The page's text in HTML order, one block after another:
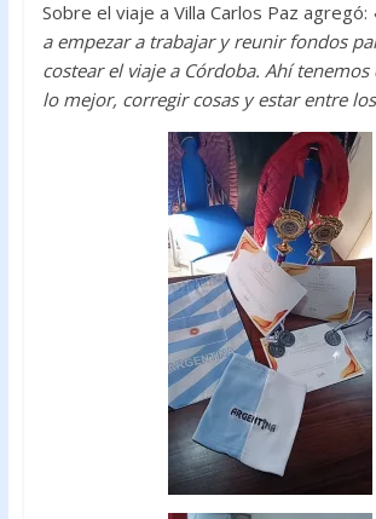
Sobre el viaje a Villa Carlos Paz agregó:
a empezar a trabajar y reunir fondos
costear el viaje a Córdoba. Ahí tenemos
lo mejor, corregir cosas y estar entre